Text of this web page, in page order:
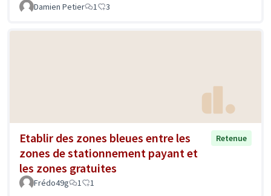
Damien Petier 1 3
Etablir des zones bleues entre les
zones de stationnement payant et
les zones gratuites
Retenue
Frédo49g 1 1